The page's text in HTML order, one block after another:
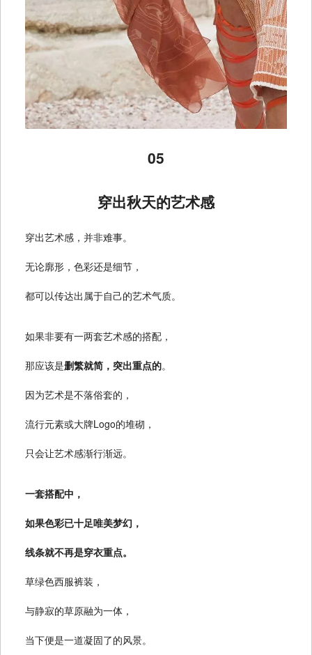
05
穿出秋天的艺术感
穿出艺术感，并非难事。
无论廓形，色彩还是细节，
都可以传达出属于自己的艺术气质。
如果非要有一两套艺术感的搭配，
那应该是删繁就简，突出重点的。
因为艺术是不落俗套的，
流行元素或大牌Logo的堆砌，
只会让艺术感渐行渐远。
一套搭配中，
如果色彩已十足唯美梦幻，
线条就不再是穿衣重点。
草绿色西服裤装，
与静寂的草原融为一体，
当下便是一道凝固了的风景。